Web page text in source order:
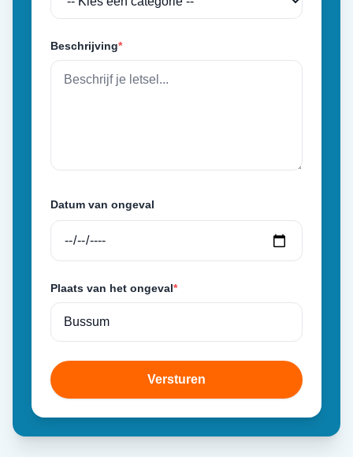
Beschrijving*
Datum van ongeval
Plaats van het ongeval*
Versturen